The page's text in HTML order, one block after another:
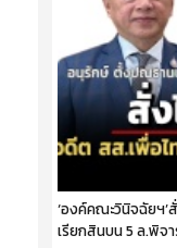
‘องค์คณะวินิจฉัยฯ’
เรียกสินบน 5 ล.พิจ